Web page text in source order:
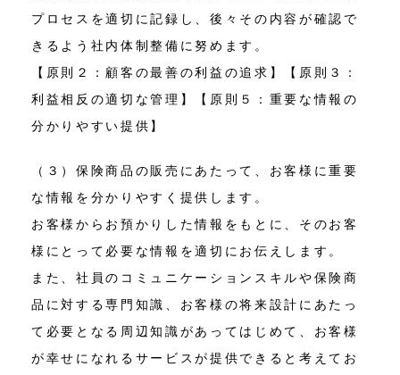
プロセスを適切に記録し、後々その内容が確認で
きるよう社内体制整備に努めます。
【原則２：顧客の最善の利益の追求】【原則３：
利益相反の適切な管理】【原則５：重要な情報の
分かりやすい提供】
（３）保険商品の販売にあたって、お客様に重要
な情報を分かりやすく提供します。
お客様からお預かりした情報をもとに、そのお客
様にとって必要な情報を適切にお伝えします。
また、社員のコミュニケーションスキルや保険商
品に対する専門知識、お客様の将来設計にあたっ
て必要となる周辺知識があってはじめて、お客様
が幸せになれるサービスが提供できると考えてお